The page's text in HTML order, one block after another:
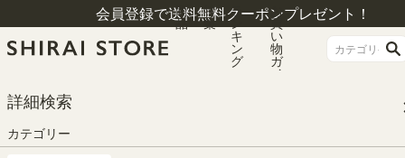
会員登録で送料無料クーポンプレゼント！
商
品
特
集
ラ
ン
キ
ン
グ
お
買
い
物
ガ
イ
詳細検索
カテゴリー
HOME カテゴリー
国産 追加移動棚 POR-1860DESK NA DK （小）用 棚取付金具付 ナチュラル
ダークブラウン兼用 ポルターレリビング POR-WA20NADK